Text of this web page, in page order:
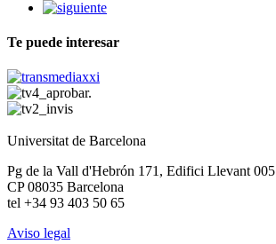
Te puede interesar
Universitat de Barcelona
Pg de la Vall d'Hebrón 171, Edifici Llevant 005
CP 08035 Barcelona
tel +34 93 403 50 65
Aviso legal